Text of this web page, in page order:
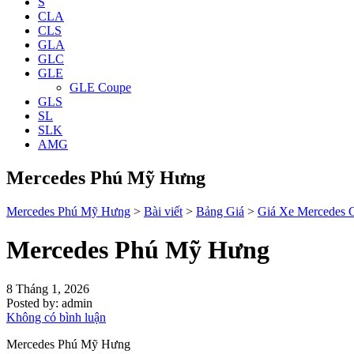
CLA
CLS
GLA
GLC
GLE
GLE Coupe
GLS
SL
SLK
AMG
Mercedes Phú Mỹ Hưng
Mercedes Phú Mỹ Hưng > Bài viết > Bảng Giá > Giá Xe Mercedes
Mercedes Phú Mỹ Hưng
8 Tháng 1, 2026
Posted by: admin
Không có bình luận
Mercedes Phú Mỹ Hưng